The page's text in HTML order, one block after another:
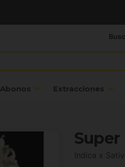
Abonos Extracciones
Super
Indica x